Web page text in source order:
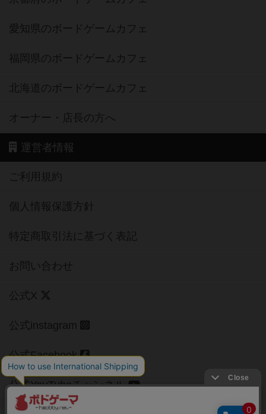
愛知県のボードゲームカフェ
福岡県のボードゲームカフェ
北海道のボードゲームカフェ
オーナー・店長の方へ
運営者情報
ご利用規約
個人情報保護方針
特定商取引法に基づく表記
お問い合わせ
公式X
公式instagram
公式Facebook
公式YouTubeチャンネル